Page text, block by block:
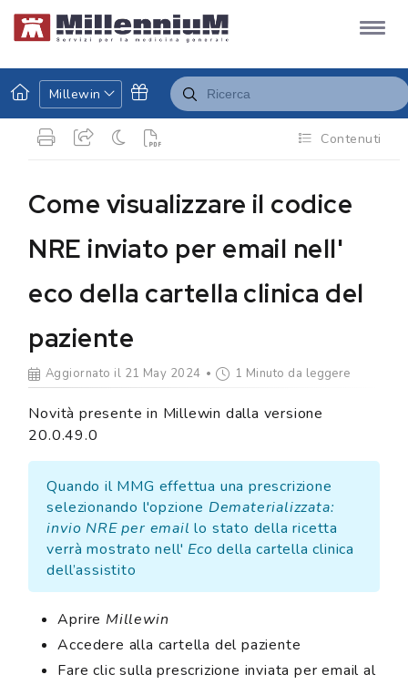
Millewin
Contenuti
Come visualizzare il codice
NRE inviato per email nell'
eco della cartella clinica del
paziente
Aggiornato il 21 May 2024 1 Minuto da leggere
Novità presente in Millewin dalla versione
20.0.49.0
Quando il MMG effettua una prescrizione
selezionando l'opzione Dematerializzata:
invio NRE per email lo stato della ricetta
verrà mostrato nell' Eco della cartella clinica
dell’assistito
Aprire Millewin
Accedere alla cartella del paziente
Fare clic sulla prescrizione inviata per email al